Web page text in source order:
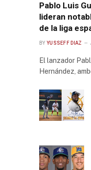
Pablo Luis
lideran
de la liga
BY YUSSEFF DIAZ
El lanzador
Hernández,